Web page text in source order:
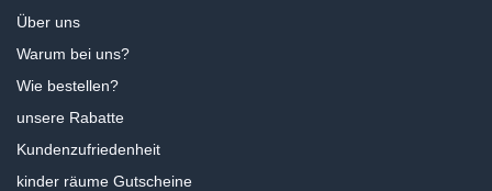
Über uns
Warum bei uns?
Wie bestellen?
unsere Rabatte
Kundenzufriedenheit
kinder räume Gutscheine